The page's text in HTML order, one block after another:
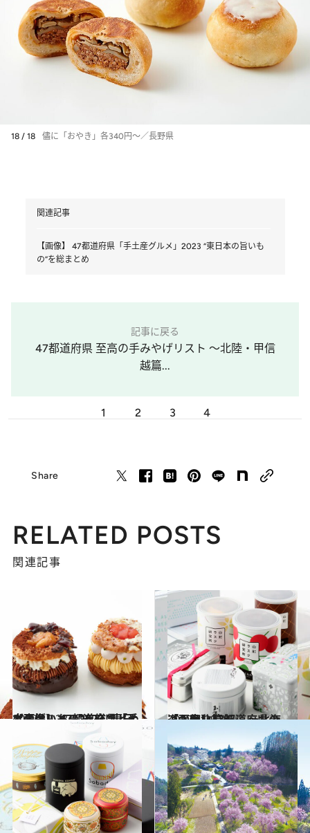
18 / 18 儘に「おやき」各340円～／長野県
関連記事
【画像】 47都道府県「手土産グルメ」2023 “東日本の旨いも
の”を総まとめ
記事に戻る
47都道府県 至高の手みやげリスト ～北陸・甲信
越篇...
1 2 3 4
Share
RELATED POSTS
関連記事
2022.12.23
【画像】 47都道府県「手土産グルメ」2023 “東日本の旨いもの”を総まとめ
グルメ 2022.4.29
【画像】47都道府県の「かわいい缶」 ～北海道・東北篇～
グルメ